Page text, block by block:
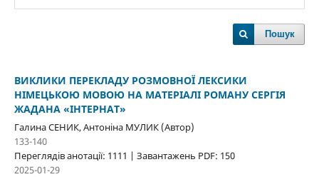
Пошук
ВИКЛИКИ ПЕРЕКЛАДУ РОЗМОВНОЇ ЛЕКСИКИ
НІМЕЦЬКОЮ МОВОЮ НА МАТЕРІАЛІ РОМАНУ СЕРГІЯ
ЖАДАНА «ІНТЕРНАТ»
Галина СЕНИК, Антоніна МУЛИК (Автор)
133-140
Переглядів анотації: 1111 | Завантажень PDF: 150
2025-01-29